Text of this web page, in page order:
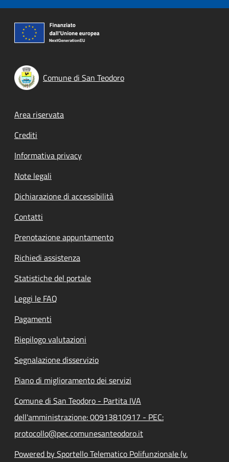
Comune di San Teodoro
Footer menu
Area riservata
Crediti
Informativa privacy
Note legali
Dichiarazione di accessibilità
Contatti
Prenotazione appuntamento
Richiedi assistenza
Statistiche del portale
Leggi le FAQ
Pagamenti
Riepilogo valutazioni
Segnalazione disservizio
Piano di miglioramento dei servizi
Comune di San Teodoro - Partita IVA
dell'amministrazione: 00913810917 - PEC:
protocollo@pec.comunesanteodoro.it
Powered by Sportello Telematico Polifunzionale (v.